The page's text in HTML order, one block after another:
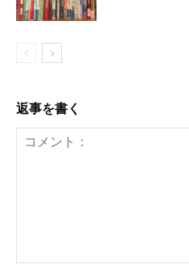
返事を書く